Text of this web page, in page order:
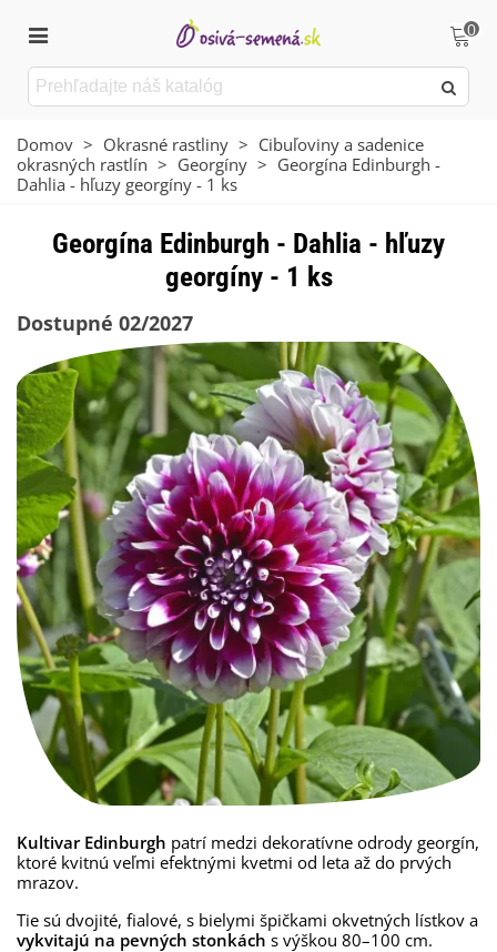
0
Domov > Okrasné rastliny > Cibuľoviny a sadenice
okrasných rastlín > Georgíny > Georgína Edinburgh -
Dahlia - hľuzy georgíny - 1 ks
Georgína Edinburgh - Dahlia - hľuzy
georgíny - 1 ks
Dostupné 02/2027
Kultivar Edinburgh patrí medzi dekoratívne odrody georgín,
ktoré kvitnú veľmi efektnými kvetmi od leta až do prvých
mrazov.
Tie sú dvojité, fialové, s bielymi špičkami okvetných lístkov a
vykvitajú na pevných stonkách s výškou 80–100 cm.